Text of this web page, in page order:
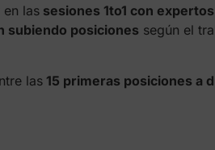
lassesiones 1to1 con expertos
subiendo posiciones según el
las15 primeras posiciones a